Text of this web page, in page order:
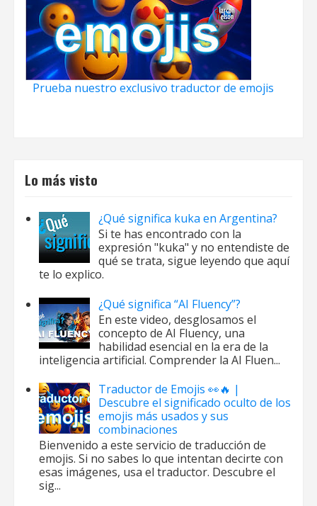
Prueba nuestro exclusivo traductor de emojis
Lo más visto
¿Qué significa kuka en Argentina?
Si te has encontrado con la
expresión "kuka" y no entendiste de
qué se trata, sigue leyendo que aquí
te lo explico.
¿Qué significa “AI Fluency”?
En este video, desglosamos el
concepto de AI Fluency, una
habilidad esencial en la era de la
inteligencia artificial. Comprender la AI Fluen...
Traductor de Emojis 👀🔥 |
Descubre el significado oculto de los
emojis más usados y sus
combinaciones
Bienvenido a este servicio de traducción de
emojis. Si no sabes lo que intentan decirte con
esas imágenes, usa el traductor. Descubre el
sig...